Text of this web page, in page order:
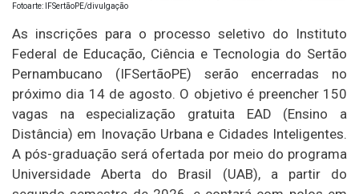
Fotoarte: IFSertãoPE/divulgação
As inscrições para o processo seletivo do Instituto
Federal de Educação, Ciência e Tecnologia do Sertão
Pernambucano (IFSertãoPE) serão encerradas no
próximo dia 14 de agosto. O objetivo é preencher 150
vagas na especialização gratuita EAD (Ensino a
Distância) em Inovação Urbana e Cidades Inteligentes.
A pós-graduação será ofertada por meio do programa
Universidade Aberta do Brasil (UAB), a partir do